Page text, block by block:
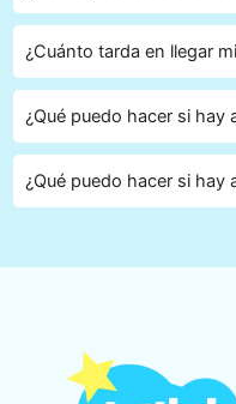
¿Cuánto tarda en llegar
¿Qué puedo hacer si hay
¿Qué puedo hacer si hay